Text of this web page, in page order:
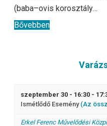
(baba–ovis korosztály…
Bővebben
szeptember 30 - 16:30 -
Ismétlődő Esemény (Az
Erkel Ferenc Művelődési